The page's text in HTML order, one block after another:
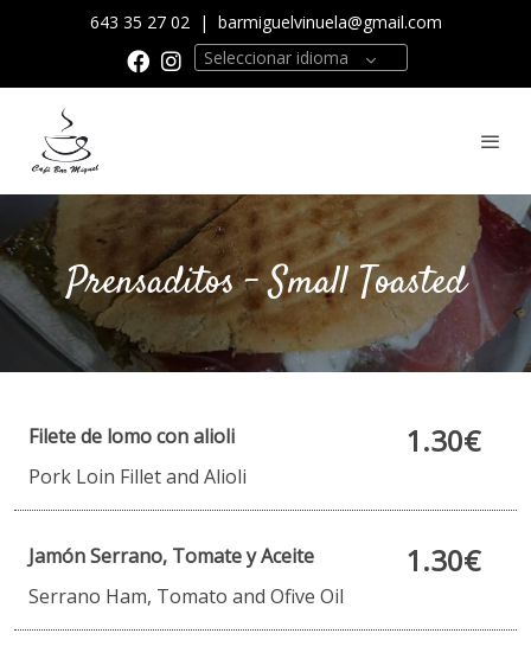
643 35 27 02 | barmiguelvinuela@gmail.com
Seleccionar idioma
Prensaditos - Small Toasted
Filete de lomo con alioli 1.30€
Pork Loin Fillet and Alioli
Jamón Serrano, Tomate y Aceite 1.30€
Serrano Ham, Tomato and Ofive Oil